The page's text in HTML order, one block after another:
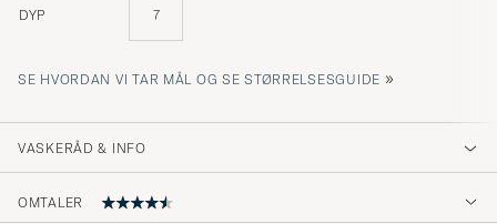
DYP 7
SE HVORDAN VI TAR MÅL OG SE STØRRELSESGUIDE »
VASKERÅD & INFO
OMTALER